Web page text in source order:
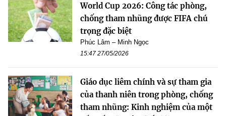
World Cup 2026: Công tác phòng,
chống tham nhũng được FIFA chú
trọng đặc biệt
Phúc Lâm – Minh Ngọc
15:47 27/05/2026
Giáo dục liêm chính và sự tham gia
của thanh niên trong phòng, chống
tham nhũng: Kinh nghiệm của một